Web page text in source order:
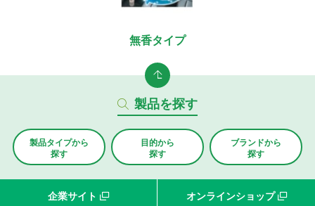
無香タイプ
製品を探す
製品タイプから
探す
目的から
探す
ブランドから
探す
企業サイト オンラインショップ